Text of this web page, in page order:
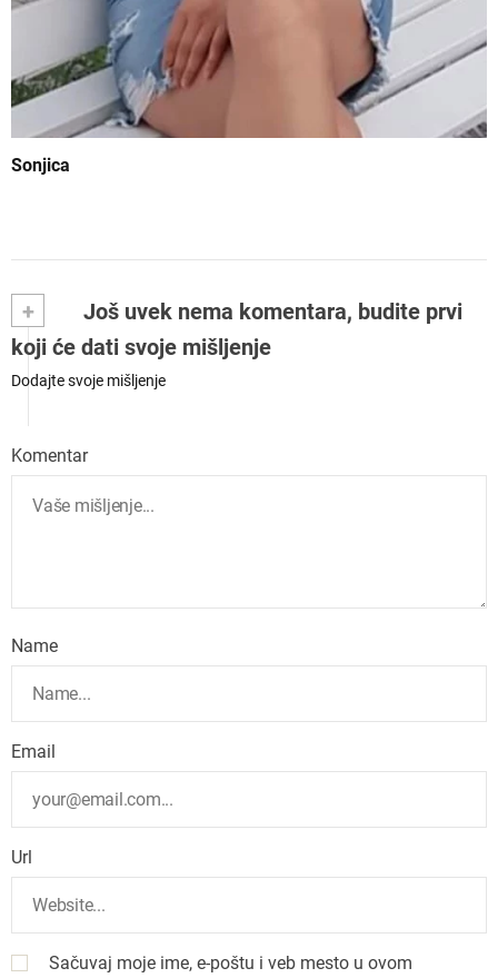
Sonjica
+
Još uvek nema komentara, budite prvi
koji će dati svoje mišljenje
Dodajte svoje mišljenje
Komentar
Name
Email
Url
Sačuvaj moje ime, e-poštu i veb mesto u ovom